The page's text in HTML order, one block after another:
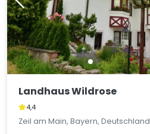
Landhaus Wildrose
4,4
Zeil am Main, Bayern, Deutschland